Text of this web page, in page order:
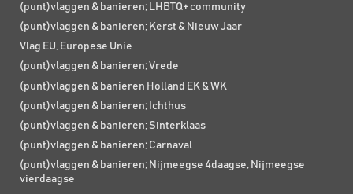
(punt)vlaggen & banieren; LHBTQ+ community
(punt)vlaggen & banieren; Kerst & Nieuw Jaar
Vlag EU, Europese Unie
(punt)vlaggen & banieren; Vrede
(punt)vlaggen & banieren Holland EK & WK
(punt)vlaggen & banieren; Ichthus
(punt)vlaggen & banieren; Sinterklaas
(punt)vlaggen & banieren; Carnaval
(punt)vlaggen & banieren; Nijmeegse 4daagse, Nijmeegse
vierdaagse